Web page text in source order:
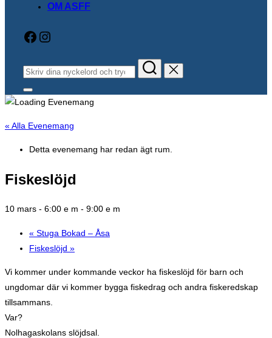
OM ASFF
Facebook
Instagram
Sök
efter:
Slå
på/av
och
navigation
« Alla Evenemang
Detta evenemang har redan ägt rum.
Fiskeslöjd
10 mars - 6:00 e m - 9:00 e m
« Stuga Bokad – Åsa
Fiskeslöjd »
Vi kommer under kommande veckor ha fiskeslöjd för barn och
ungdomar där vi kommer bygga fiskedrag och andra fiskeredskap
tillsammans.
Var?
Nolhagaskolans slöjdsal.